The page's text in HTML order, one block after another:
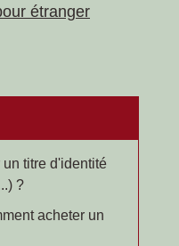
étranger
titre d'identité
?
acheter un